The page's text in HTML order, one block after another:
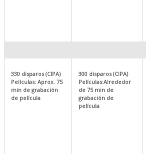
330 disparos (CIPA)
Películas: Aprox. 75
min de grabación
de película
300 disparos (CIPA)
Películas:Alrededor
de 75 min de
grabación de
película